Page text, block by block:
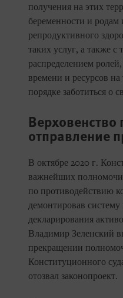
получения на этих
беременности и родам
репродуктивного
таких услуг, а также
распределением
времени и ресурсов
порядке заботиться о
Верховенство
отправление
В октябре 2020 г.
важнейших
по противодействию
демонтировав
декларирования
Владимир Зеленский
прекращении
Конституционного
отозвал законопроект.